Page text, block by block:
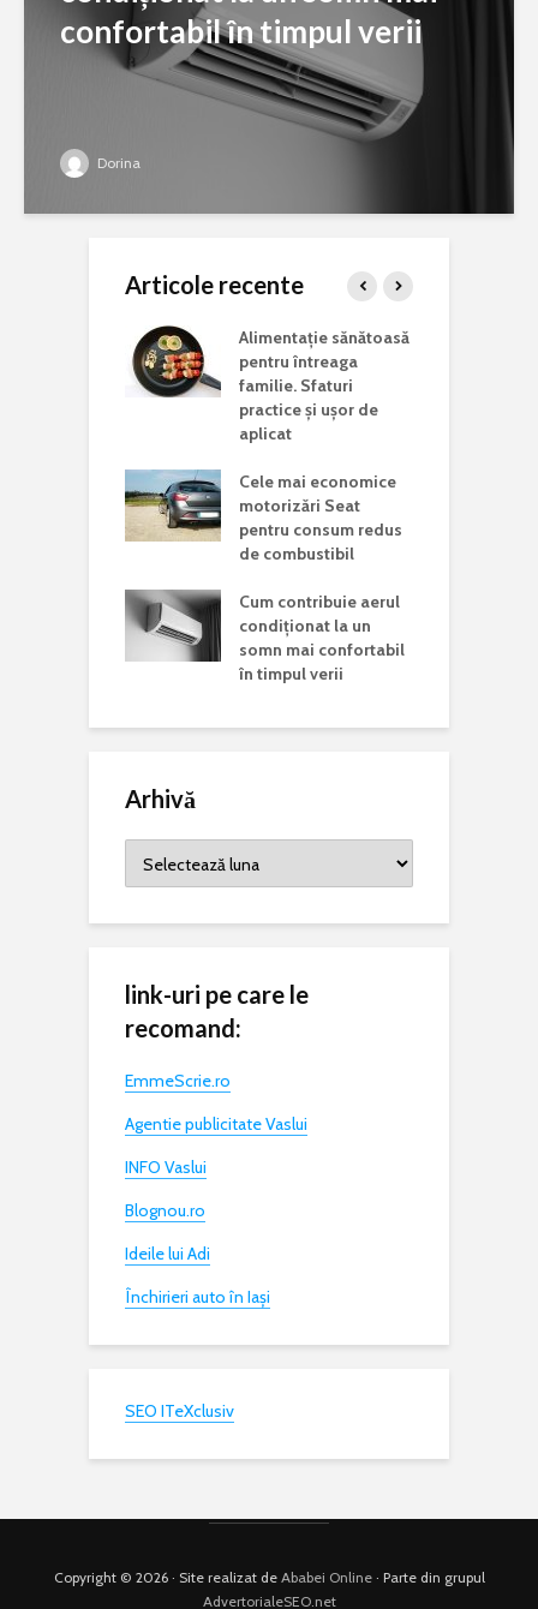
confortabil în timpul verii
Dorina
Articole recente
Alimentație sănătoasă
pentru întreaga
familie. Sfaturi
practice și ușor de
aplicat
Cele mai economice
motorizări Seat
pentru consum redus
de combustibil
Cum contribuie aerul
condiționat la un
somn mai confortabil
în timpul verii
Arhivă
link-uri pe care le
recomand:
EmmeScrie.ro
Agentie publicitate Vaslui
INFO Vaslui
Blognou.ro
Ideile lui Adi
Închirieri auto în Iași
SEO ITeXclusiv
Copyright © 2026 · Site realizat de Ababei Online· Parte din grupul
AdvertorialeSEO.net